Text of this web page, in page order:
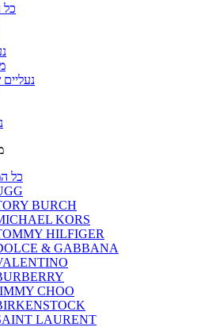
כל
כל
BURCH
KORS
HILFIGER
& GABBANA
CHOO
LAURENT